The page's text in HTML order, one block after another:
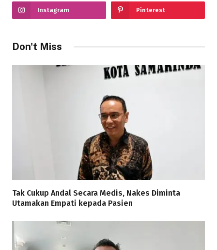
Instagram Pinterest
Don't Miss
Tak Cukup Andal Secara Medis, Nakes Diminta
Utamakan Empati kepada Pasien